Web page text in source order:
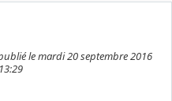
le mardi 20 septembre 2016